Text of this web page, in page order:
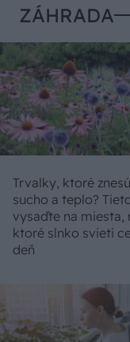
ZÁHRADA
Trvalky, ktoré znesú
sucho a teplo?
vysaďte na miesta,
ktoré slnko svieti
deň